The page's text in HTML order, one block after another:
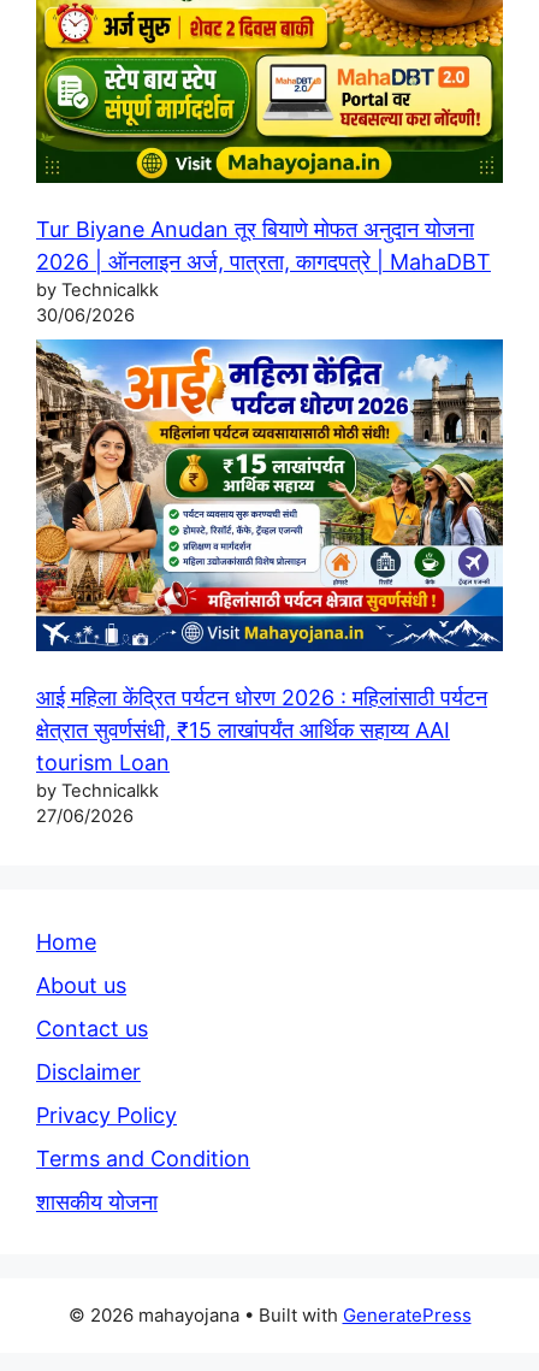
Tur Biyane Anudan तूर बियाणे मोफत अनुदान योजना
2026 | ऑनलाइन अर्ज, पात्रता, कागदपत्रे | MahaDBT
by Technicalkk
30/06/2026
आई महिला केंद्रित पर्यटन धोरण 2026 : महिलांसाठी पर्यटन
क्षेत्रात सुवर्णसंधी, ₹15 लाखांपर्यंत आर्थिक सहाय्य AAI
tourism Loan
by Technicalkk
27/06/2026
Home
About us
Contact us
Disclaimer
Privacy Policy
Terms and Condition
शासकीय योजना
© 2026 mahayojana• Built with GeneratePress